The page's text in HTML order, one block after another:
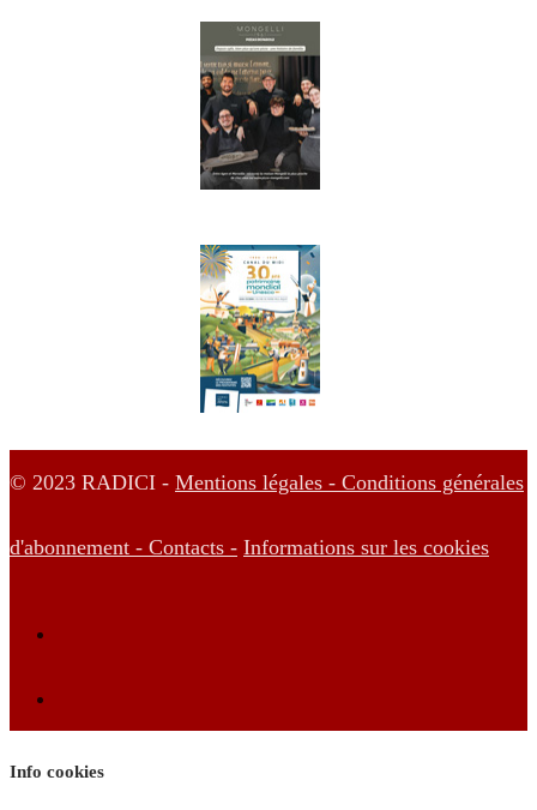
© 2023 RADICI - Mentions légales - Conditions générales
d'abonnement - Contacts - Informations sur les cookies
Info cookies